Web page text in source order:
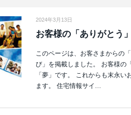
2024年3月13日
お客様の「ありがとう
このページは、お客さまからの
び」を掲載しました。 お客様の
「夢」です。 これからも末永
ます。 住宅情報サイ…